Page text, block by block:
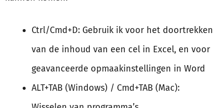
Ctrl/Cmd+D: Gebruik ik voor het doortrekken
van de inhoud van een cel in Excel, en voor
geavanceerde opmaakinstellingen in Word
ALT+TAB (Windows) / Cmd+TAB (Mac):